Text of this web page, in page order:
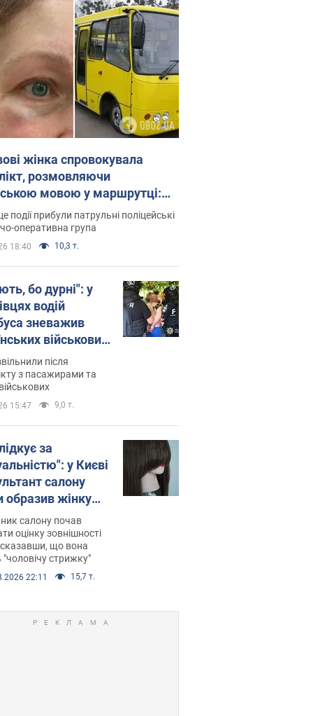
жінка спровокувала
розмовляючи
мовою у маршрутці:
склала адмінпротокол.
події прибули патрульні поліцейські
оперативна група
18:40 10,3 т.
бо дурні": у
водій
зневажив
військових
Відео
після
з пасажирами та
15:47 9,0 т.
за
у Києві
салону
образив жінку
скандал.
салону почав
оцінку зовнішності
що вона
"чоловічу стрижку"
22:11 15,7 т.